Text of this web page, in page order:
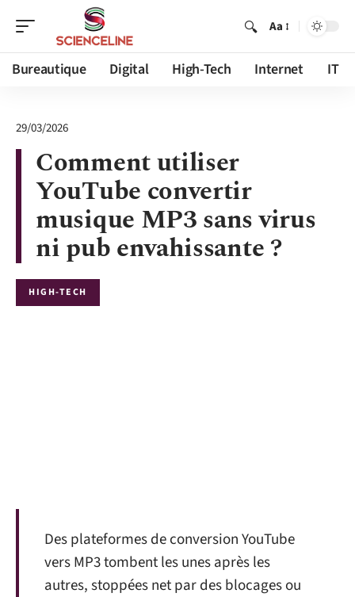
Aa
Bureautique Digital High-Tech Internet IT
29/03/2026
Comment utiliser
YouTube convertir
musique MP3 sans virus
ni pub envahissante ?
HIGH-TECH
Des plateformes de conversion YouTube
vers MP3 tombent les unes après les
autres, stoppées net par des blocages ou